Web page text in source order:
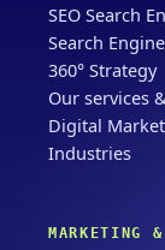
SEO Search
Search
360° Strategy
Our services
Digital
Industries
MARKETING